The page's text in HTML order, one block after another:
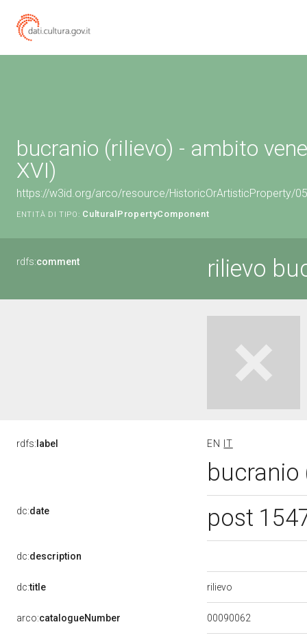
bucranio (rilievo) - ambito
XVI)
https://w3id.org/arco/resource/HistoricOrArtisticProperty/
ENTITÀ DI TIPO: CulturalPropertyComponent
rdfs:comment rilievo
rdfs: label EN IT
bucranio
dc:date post
dc:description
dc:title rilievo
arco:catalogueNumber 00090062